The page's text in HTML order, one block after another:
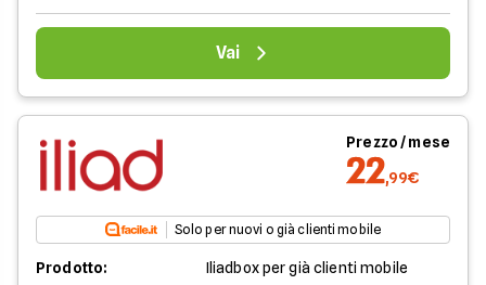
Vai
Prezzo / mese
22,99€
Solo per nuovi o già clienti mobile
Prodotto:
Iliadbox per già clienti mobile